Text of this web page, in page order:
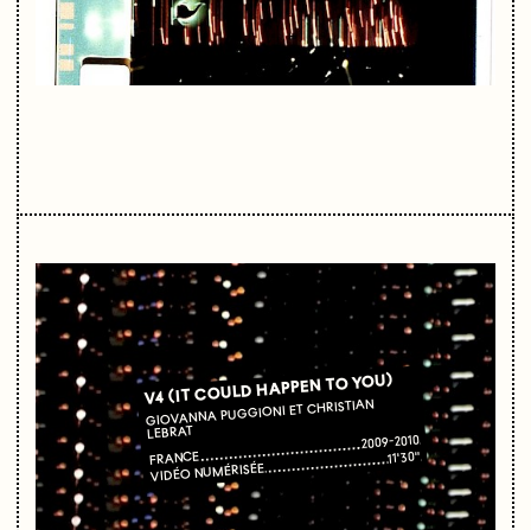
V4 (IT COULD HAPPEN TO YOU)
GIOVANNA PUGGIONI ET CHRISTIAN
LEBRAT
FRANCE
2009-2010
VIDÉO NUMÉRISÉE
11'30"